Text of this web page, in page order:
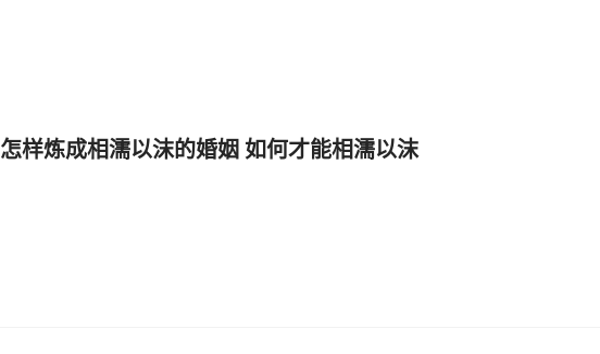
怎样炼成相濡以沫的婚姻 如何才能相濡以沫